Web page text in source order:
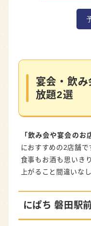
宴会・飲
放題2選
「飲み会や宴会のお
におすすめの2店舗で
食事もお酒も思いき
上がること間違いなし
にぱち 磐田駅